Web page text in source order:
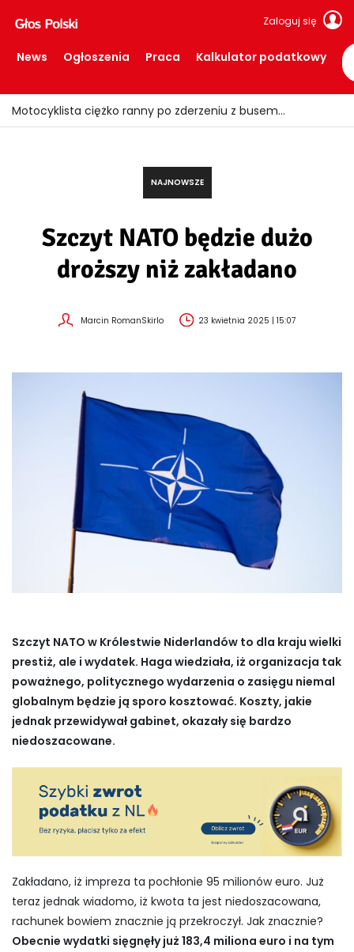
Zaloguj się
News Ogłoszenia Praca Kalkulator podatkowy
Ile trzeba zarabiać, aby spokojnie żyć w Holandii?
NAJNOWSZE
Szczyt NATO będzie dużo
droższy niż zakładano
Marcin RomanSkirlo 23 kwietnia 2025 | 15:07
Szczyt NATO w Królestwie Niderlandów to dla kraju wielki
prestiż, ale i wydatek. Haga wiedziała, iż organizacja tak
poważnego, politycznego wydarzenia o zasięgu niemal
globalnym będzie ją sporo kosztować. Koszty, jakie
jednak przewidywał gabinet, okazały się bardzo
niedoszacowane.
Zakładano, iż impreza ta pochłonie 95 milionów euro. Już
teraz jednak wiadomo, iż kwota ta jest niedoszacowana,
rachunek bowiem znacznie ją przekroczył. Jak znacznie?
Obecnie wydatki sięgnęły już 183,4 miliona euro i na tym